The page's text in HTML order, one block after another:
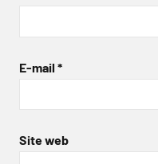
E-mail *
Site web